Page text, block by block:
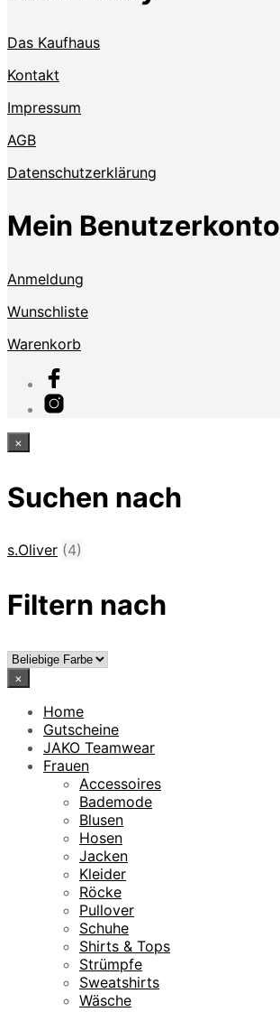
Das Kaufhaus
Kontakt
Impressum
AGB
Datenschutzerklärung
Mein Benutzerkonto
Anmeldung
Wunschliste
Warenkorb
×
Suchen nach
s.Oliver (4)
Filtern nach
×
Home
Gutscheine
JAKO Teamwear
Frauen
Accessoires
Bademode
Blusen
Hosen
Jacken
Kleider
Röcke
Pullover
Schuhe
Shirts & Tops
Strümpfe
Sweatshirts
Wäsche